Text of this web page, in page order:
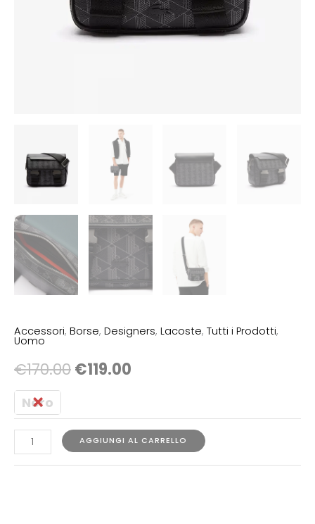
Accessori, Borse, Designers, Lacoste, Tutti i Prodotti,
Uomo
€170.00€119.00
Nero
AGGIUNGI AL CARRELLO